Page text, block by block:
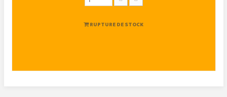
RUPTURE DE STOCK